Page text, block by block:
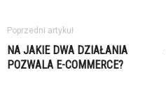
Poprzedni artykuł
NA JAKIE DWA DZIAŁANIA
POZWALA E-COMMERCE?